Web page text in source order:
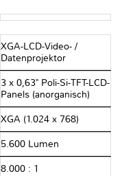
XGA-LCD-Video- /
Datenprojektor
3 x 0,63" Poli-Si-TFT-LCD-
Panels (anorganisch)
XGA (1.024 x 768)
5.600 Lumen
8.000 : 1